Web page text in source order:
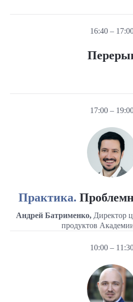
16:40 –
17:00 –
Практика.
Андрей Батрименко, Директор
продуктов
10:00 –